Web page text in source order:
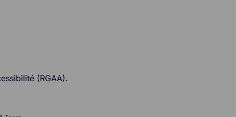
(RGAA).